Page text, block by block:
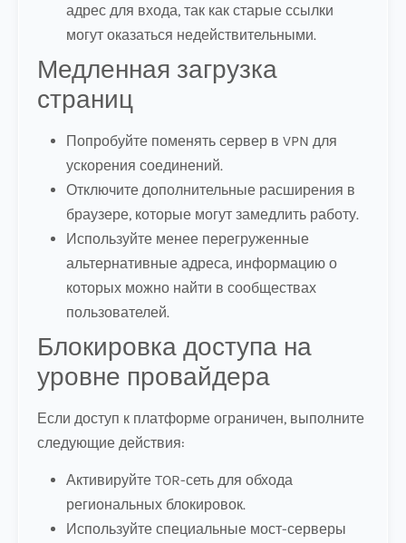
адрес для входа, так как старые ссылки
могут оказаться недействительными.
Медленная загрузка
страниц
Попробуйте поменять сервер в VPN для
ускорения соединений.
Отключите дополнительные расширения в
браузере, которые могут замедлить работу.
Используйте менее перегруженные
альтернативные адреса, информацию о
которых можно найти в сообществах
пользователей.
Блокировка доступа на
уровне провайдера
Если доступ к платформе ограничен, выполните
следующие действия:
Активируйте TOR-сеть для обхода
региональных блокировок.
Используйте специальные мост-серверы